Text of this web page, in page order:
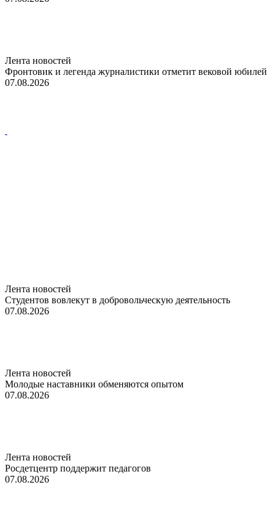
Лента новостей
Фронтовик и легенда журналистики отметит вековой юбилей
07.08.2026
Лента новостей
Студентов вовлекут в добровольческую деятельность
07.08.2026
Лента новостей
Молодые наставники обменяются опытом
07.08.2026
Лента новостей
Росдетцентр поддержит педагогов
07.08.2026